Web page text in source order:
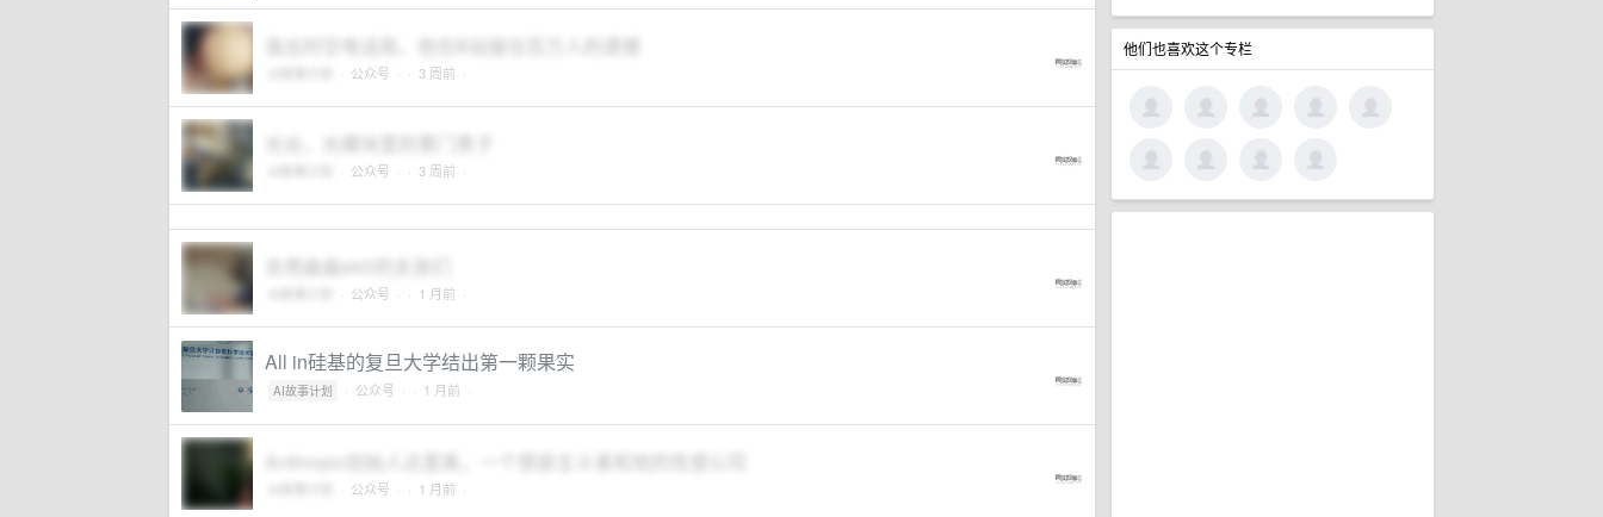
他们也喜欢这个专栏
· 公众号 · · 3 周前 ·
· 公众号 · · 3 周前 ·
去用曲曲skill的女孩们
· 公众号 · · 1 月前 ·
All in硅基的复旦大学结出第一颗果实
AI故事计划 · 公众号 · · 1 月前 ·
Anthropic创始人达里奥，一个禁欲主义者和他的性感公司
· 公众号 · · 1 月前 ·